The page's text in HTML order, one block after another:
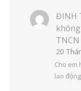
ĐINH
20
Cho em
lao